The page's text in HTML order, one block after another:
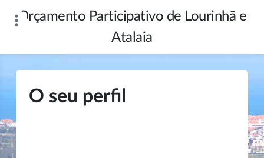
Orçamento Participativo de Lourinhã e
Atalaia
O seu perfil